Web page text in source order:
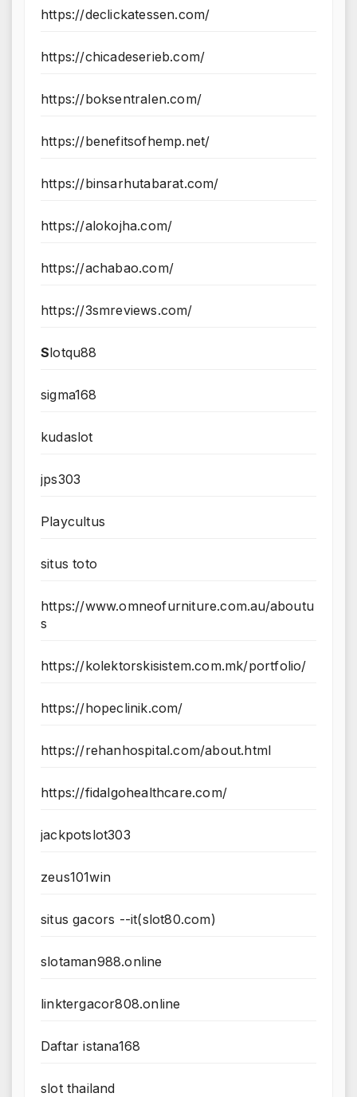
https://declickatessen.com/
https://chicadeserieb.com/
https://boksentralen.com/
https://benefitsofhemp.net/
https://binsarhutabarat.com/
https://alokojha.com/
https://achabao.com/
https://3smreviews.com/
Slotqu88
sigma168
kudaslot
jps303
Playcultus
situs toto
https://www.omneofurniture.com.au/aboutu
s
https://kolektorskisistem.com.mk/portfolio/
https://hopeclinik.com/
https://rehanhospital.com/about.html
https://fidalgohealthcare.com/
jackpotslot303
zeus101win
situs gacors --it(slot80.com)
slotaman988.online
linktergacor808.online
Daftar istana168
slot thailand